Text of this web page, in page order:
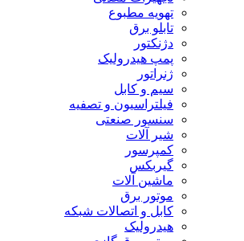
تهویه مطبوع
تابلو برق
دژنکتور
پمپ هیدرولیک
ژنراتور
سیم و کابل
فیلتراسیون و تصفیه
سنسور صنعتی
شیر آلات
کمپرسور
گیربکس
ماشین آلات
موتور برق
کابل و اتصالات شبکه
هیدرولیک